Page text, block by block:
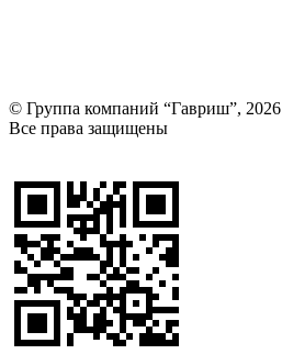
© Группа компаний “Гавриш”, 2026
Все права защищены